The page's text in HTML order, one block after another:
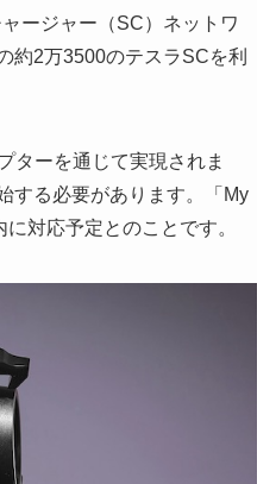
ージャー（SC）ネットワ
約2万3500のテスラSCを利
ターを通じて実現されま
する必要があります。「My
対応予定とのことです。